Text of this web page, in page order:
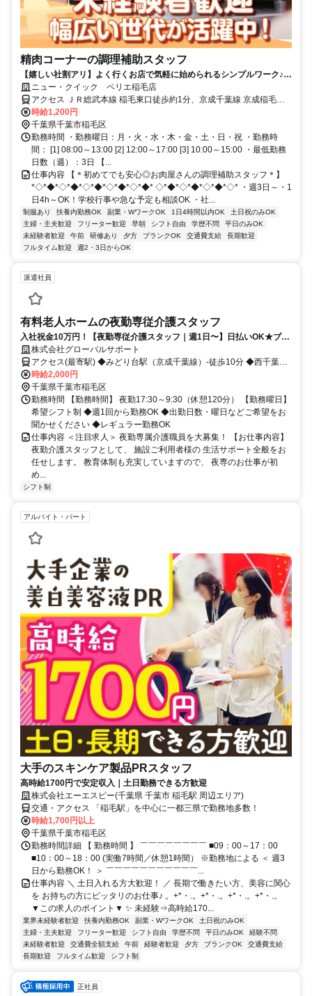
精肉コーナーの調理補助スタッフ
【嬉しい社割アリ】よく行くお店で気軽に始められるシンプルワーク♪久
しぶりのお仕事にピッタリ＜履歴書不要＞
ニュー・クイック ペリエ稲毛店
アクセス ＪＲ総武本線 稲毛東口徒歩約1分、京成千葉線 京成稲毛徒
歩約9分、京成千葉線 みどり台徒歩約23分 中央・総武各駅停車「稲
毛駅」徒歩1分、京成千葉線「京成稲毛駅」徒歩10分、千葉都市モノ
レール「穴川駅」バス10分
時給1,200円
千葉県千葉市稲毛区
勤務時間 ・勤務曜日：月・火・水・木・金・土・日・祝 ・勤務時
間： [1] 08:00～13:00 [2] 12:00～17:00 [3] 10:00～15:00 ・最低勤務
日数（週）：3日 【...
仕事内容 【＊初めてでも安心◎お肉屋さんの調理補助スタッフ＊】
*◇*◆*◇*◆*◇*◆*◇*◆*◇*◆* ◇*◆*◇*◆*◇*◆*◇* ・週3日～・1
日4h～OK！学校行事や急な予定も相談OK ・社...
制服あり 扶養内勤務OK 副業・WワークOK 1日4時間以内OK
土日祝のみOK
主婦・主夫歓迎
フリーター歓迎 早朝 シフト自由 学歴不問
平日のみOK
未経験者歓迎
午前 研修あり 夕方 ブランクOK 交通費支給
長期歓迎
フルタイム歓迎
週2・3日からOK
派遣社員
有料老人ホームの夜勤専従介護スタッフ
入社祝金10万円！【夜勤専従介護スタッフ｜週1日〜】日払いOK★ブラ
ンクOK／Wワーク・扶養内OK／髪色自由
株式会社グローバルサポート
アクセス(最寄駅) ◆みどり台駅（京成千葉線）-徒歩10分 ◆西千葉駅
（JR総武線）-徒歩13分 ◆稲毛駅（JR総武線）-車6分
時給2,000円
千葉県千葉市稲毛区
勤務時間 【勤務時間】 夜勤17:30～9:30（休憩120分） 【勤務曜日】
希望シフト制 ◆週1回から勤務OK ◆出勤日数・曜日などご希望をお
聞かせください ◆レギュラー勤務OK
仕事内容 ＜注目求人＞ 夜勤専属介護職員を大募集！ 【お仕事内容】
夜勤介護スタッフとして、 施設ご利用者様の 生活サポート全般をお
任せします。 教育体制も充実していますので、 夜専のお仕事が初
め...
シフト制
アルバイト・パート
大手のスキンケア製品PRスタッフ
高時給1700円で安定収入｜土日勤務できる方歓迎
株式会社エーエスピー(千葉県 千葉市 稲毛駅 周辺エリア)
交通・アクセス 「稲毛駅」を中心に一都三県で勤務地多数！
時給1,700円以上
千葉県千葉市稲毛区
勤務時間詳細 【 勤務時間 】 ￣￣￣￣￣￣￣￣ ■09：00～17：00
■10：00～18：00 (実働7時間／休憩1時間） ※勤務地による ＜ 週3
日から勤務OK！ ＞ ￣￣￣￣￣￣￣￣￣￣￣...
仕事内容 ＼ 土日入れる方大歓迎！ ／ 長期で働きたい方、美容に関心
を お持ちの方にピッタリのお仕事♪ 。+*・.。+*・.。+*・.。+*・.。
▼この求人のポイント▼ ✨ 未経験⇒高時給170...
業界未経験者歓迎 扶養内勤務OK 副業・WワークOK
土日祝のみOK
主婦・主夫歓迎
フリーター歓迎 シフト自由 学歴不問 平日のみOK
経験不問
未経験者歓迎
交通費全額支給 午前 経験者歓迎 夕方 ブランクOK
交通費支給
長期歓迎
フルタイム歓迎 シフト制
正社員